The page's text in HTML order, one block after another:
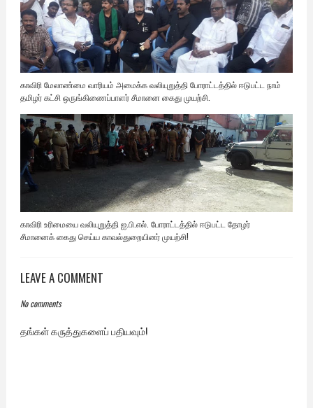
காவிரி மேலாண்மை வாரியம் அமைக்க வலியுறுத்தி போராட்டத்தில் ஈடுபட்ட நாம்
தமிழர் கட்சி ஒருங்கிணைப்பாளர் சீமானை கைது முயற்சி.
காவிரி உரிமையை வலியுறுத்தி ஐ.பி.எல். போராட்டத்தில் ஈடுபட்ட தோழர்
சீமானைக் கைது செய்ய காவல்துறையினர் முயற்சி!
LEAVE A COMMENT
No comments
தங்கள் கருத்துகளைப் பதியவும்!